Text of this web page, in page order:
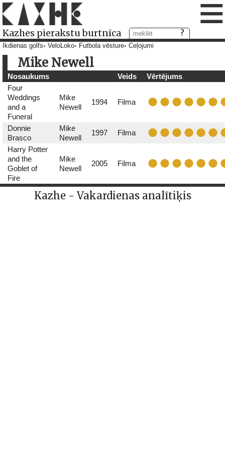
Kazhes pierakstu burtnīca ≡
Ikdienas golfs VeloLoko Futbola vēsture Ceļojumi
Mike Newell
Nosaukums Veids
Vērtējums
Four
Weddings
and a
Funeral
Mike
Newell
1994 Filma
Donnie
Brasco
Mike
Newell
1997
Filma
Harry Potter
and the
Goblet of
Fire
Mike
Newell
2005 Filma
Kazhe - Vakardienas analītiķis